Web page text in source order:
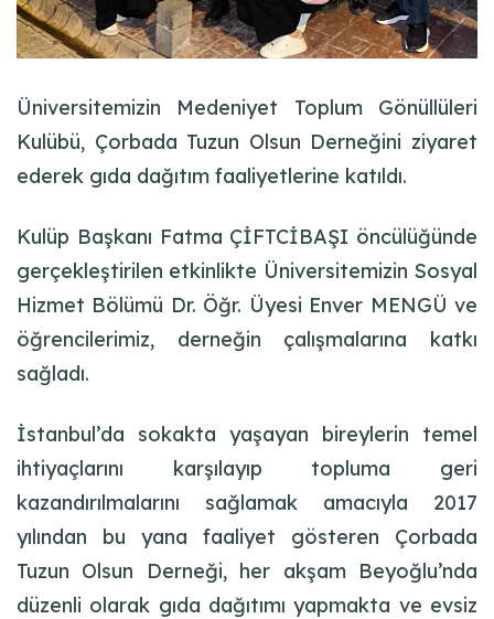
Üniversitemizin Medeniyet Toplum Gönüllüleri
Kulübü, Çorbada Tuzun Olsun Derneğini ziyaret
ederek gıda dağıtım faaliyetlerine katıldı.
Kulüp Başkanı Fatma ÇİFTCİBAŞI öncülüğünde
gerçekleştirilen etkinlikte Üniversitemizin Sosyal
Hizmet Bölümü Dr. Öğr. Üyesi Enver MENGÜ ve
öğrencilerimiz, derneğin çalışmalarına katkı
sağladı.
İstanbul’da sokakta yaşayan bireylerin temel
ihtiyaçlarını karşılayıp topluma geri
kazandırılmalarını sağlamak amacıyla 2017
yılından bu yana faaliyet gösteren Çorbada
Tuzun Olsun Derneği, her akşam Beyoğlu’nda
düzenli olarak gıda dağıtımı yapmakta ve evsiz